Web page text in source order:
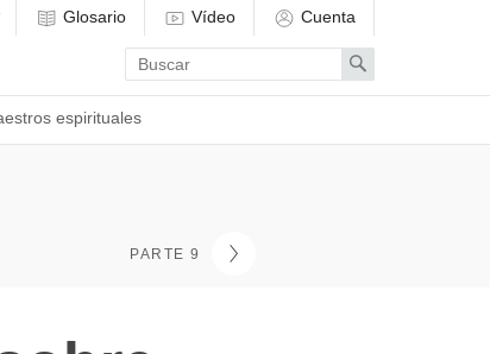
espirituales
Glosario Vídeo Cuenta
Enter
search
term
Search
PARTE 9